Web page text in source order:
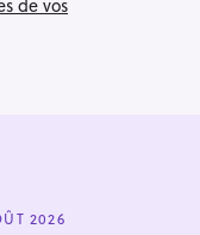
de vos
2026